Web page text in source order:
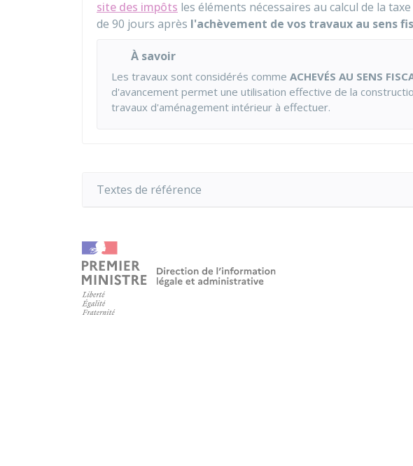
site des impôts les éléments nécessaires au calcul de la
de 90 jours après l'achèvement de vos travaux au sens
À savoir
Les travaux sont considérés comme ACHEVÉS AU SENS
d'avancement permet une utilisation effective de la
travaux d'aménagement intérieur à effectuer.
Textes de référence